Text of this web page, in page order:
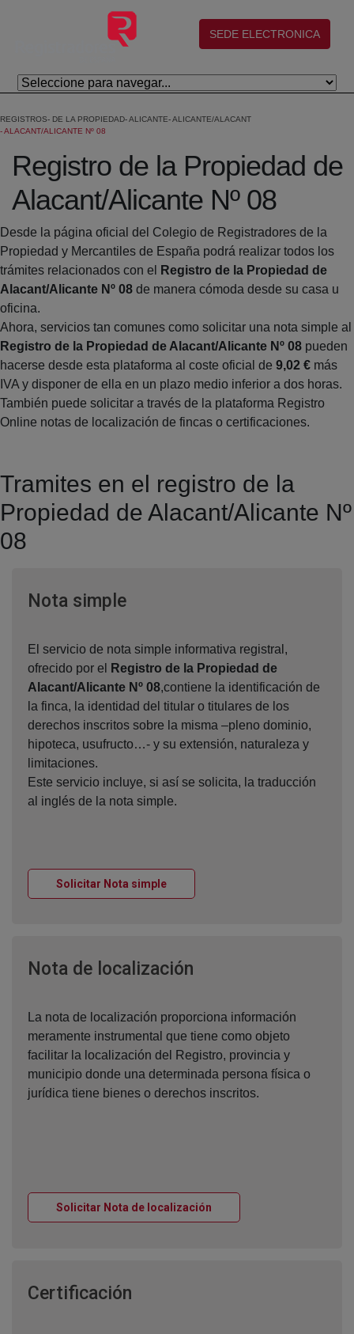
Saltar al contenido principal
(abre en nueva ventana)
SEDE ELECTRONICA
REGISTROS DE LA PROPIEDAD ALICANTE ALICANTE/ALACANT
ALACANT/ALICANTE Nº 08
Registro de la Propiedad de
Alacant/Alicante Nº 08
Desde la página oficial del Colegio de Registradores de la
Propiedad y Mercantiles de España podrá realizar todos los
trámites relacionados con el
Registro de la Propiedad de
Alacant/Alicante Nº 08 de manera cómoda desde su casa u
oficina.
Ahora, servicios tan comunes como solicitar una nota simple al
Registro de la Propiedad de Alacant/Alicante Nº 08 pueden
hacerse desde esta plataforma al coste oficial de 9,02 € más
IVA y disponer de ella en un plazo medio inferior a dos horas.
También puede solicitar a través de la plataforma Registro
Online notas de localización de fincas o certificaciones.
Tramites en el registro de la
Propiedad de Alacant/Alicante Nº
08
Nota simpleVentana nueva
El servicio de nota simple informativa registral,
ofrecido por el
Registro de la Propiedad de
Alacant/Alicante Nº 08,contiene la identificación de
la finca, la identidad del titular o titulares de los
derechos inscritos sobre la misma –pleno dominio,
hipoteca, usufructo…- y su extensión, naturaleza y
limitaciones.
Este servicio incluye, si así se solicita, la traducción
al inglés de la nota simple.
Solicitar Nota simpleVentana nueva
Nota de localización
La nota de localización proporciona información
meramente instrumental que tiene como objeto
facilitar la localización del Registro, provincia y
municipio donde una determinada persona física o
jurídica tiene bienes o derechos inscritos.
Solicitar Nota de localización
Certificación